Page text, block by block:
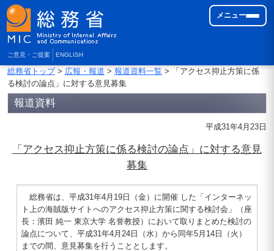
ご意見・ご提案 ENGLISH
メニュー
総務省トップ> 広報・報道 > 報道資料一覧> 「アクセス抑止方策に係
る検討の論点」に対する意見募集
報道資料
平成31年4月23日
「アクセス抑止方策に係る検討の論点」に対する意見
募集
総務省は、平成31年4月19日（金）に開催 した「インターネッ
ト上の海賊版サイトへのアクセス抑止方策に関する検討会」（座
長：濱田 純一 東京大学 名誉教授）において取りまとめた検討の
論点について、平成31年4月24日（水）から同年5月14日（火）
までの間、意見募集を行うこととします。